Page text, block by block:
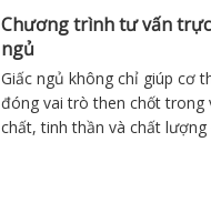
Chương trình tư vấn
ngủ
Giấc ngủ không chỉ giúp cơ
đóng vai trò then chốt trong
chất, tinh thần và chất lượng